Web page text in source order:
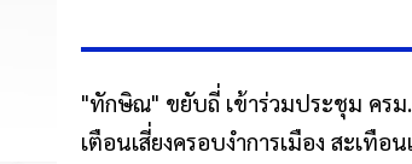
"ทักษิณ" ขยับถี่ เข้าร่วมประชุม ครม
เตือนเสี่ยงครอบงำการเมือง สะเ